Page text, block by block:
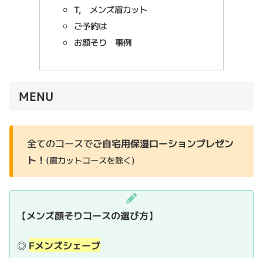
T, メンズ眉カット
ご予約は
お顔そり 事例
MENU
全てのコースでご自宅用保湿ローションプレゼン
ト！ (眉カットコースを除く)
【メンズ顔そりコースの選び方】
◎ Fメンズシェーブ